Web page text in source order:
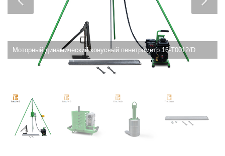
Моторный динамический конусный пенетрометр 16-T0012/D